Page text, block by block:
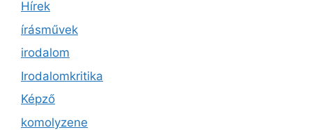
Hírek
írásművek
irodalom
Irodalomkritika
Képző
komolyzene